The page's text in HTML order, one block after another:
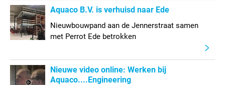
Aquaco B.V. is verhuisd naar Ede
Nieuwbouwpand aan de Jennerstraat samen
met Perrot Ede betrokken
Nieuwe video online: Werken bij
Aquaco....Engineering